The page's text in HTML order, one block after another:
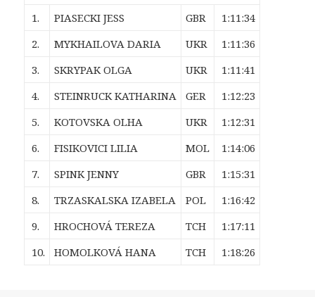
1.
PIASECKI JESS GBR
1:11:34
2.
MYKHAILOVA DARIA UKR
1:11:36
3.
SKRYPAK OLGA UKR
1:11:41
4.
STEINRUCK KATHARINA GER
1:12:23
5.
KOTOVSKA OLHA UKR
1:12:31
6.
FISIKOVICI LILIA MOL
1:14:06
7.
SPINK JENNY GBR
1:15:31
8.
TRZASKALSKA IZABELA POL
1:16:42
9.
HROCHOVÁ TEREZA TCH
1:17:11
10.
HOMOLKOVÁ HANA TCH 1:18:26